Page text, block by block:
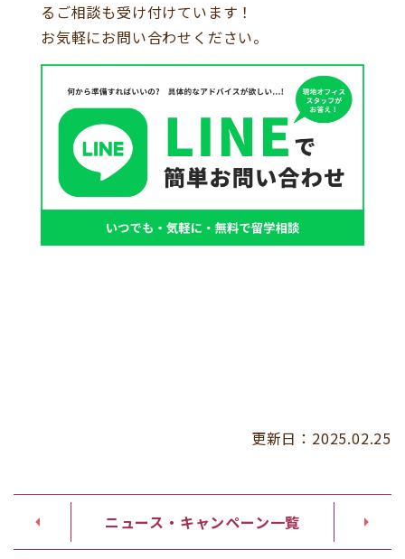
るご相談も受け付けています！
お気軽にお問い合わせください。
更新日： 2025.02.25
ニュース・キャンペーン一覧